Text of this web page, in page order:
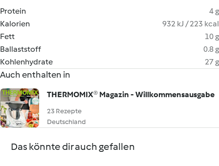
Protein
4 g
Kalorien
932 kJ / 223 kcal
Fett
10 g
Ballaststoff
0.8 g
Kohlenhydrate
27 g
Auch enthalten in
THERMOMIX® Magazin - Willkommensausgabe
23 Rezepte
Deutschland
Das könnte dir auch gefallen